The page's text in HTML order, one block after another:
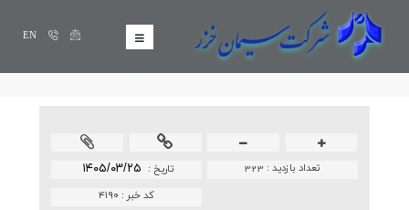
EN
تاريخ : ۱۴۰۵/۰۳/۲۵ تعداد بازدید :323
کد خبر : ۴۱۹۰